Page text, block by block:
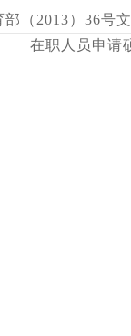
（2013）36号
在职人员申请